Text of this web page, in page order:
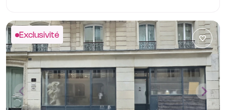
Exclusivité